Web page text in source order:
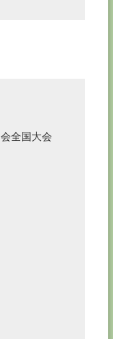
全国大会